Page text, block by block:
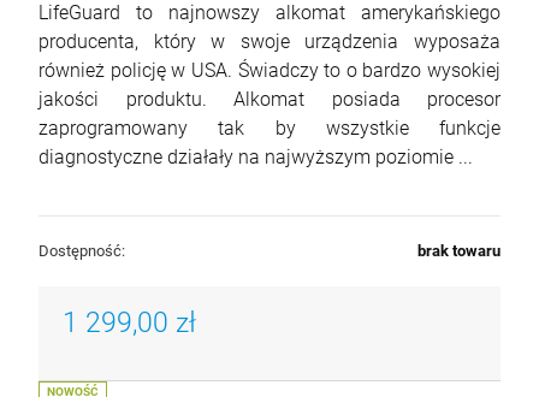
LifeGuard to najnowszy alkomat amerykańskiego
producenta, który w swoje urządzenia wyposaża
również policję w USA. Świadczy to o bardzo wysokiej
jakości produktu. Alkomat posiada procesor
zaprogramowany tak by wszystkie funkcje
diagnostyczne działały na najwyższym poziomie ...
Dostępność: brak towaru
1 299,00 zł
NOWOŚĆ